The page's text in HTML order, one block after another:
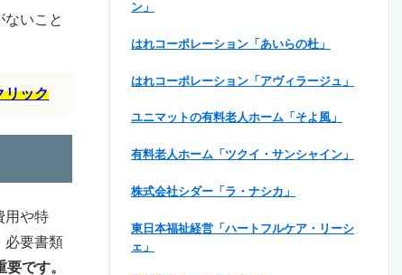
いこと
リック
用や特
必要書類
です。
ン」
はれコーポレーション「あいらの杜」
はれコーポレーション「アヴィラージュ」
ユニマットの有料老人ホーム「そよ風」
有料老人ホーム「ツクイ・サンシャイン」
株式会社シダー「ラ・ナシカ」
東日本福祉経営「ハートフルケア・リーシ
ェ」